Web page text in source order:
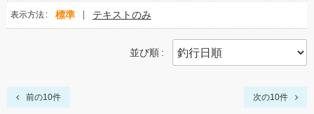
表示方法 標準 テキストのみ
並び順
前の10件 次の10件